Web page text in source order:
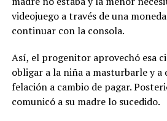
videojuego a través de una
continuar con la consola.
Así, el progenitor aprovechó esa
obligar a la niña a masturbarle y a
felación a cambio de pagar.
comunicó a su madre lo sucedido.